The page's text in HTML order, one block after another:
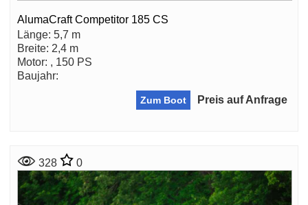
AlumaCraft Competitor 185 CS
Länge: 5,7 m
Breite: 2,4 m
Motor: , 150 PS
Baujahr:
Zum Boot Preis auf Anfrage
328 0